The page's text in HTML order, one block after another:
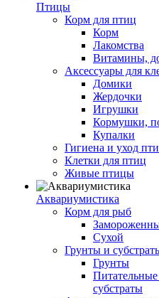
Птицы
Корм для птиц
Корм
Лакомства
Витамины,
Аксессуары для
Домики
Жердочки
Игрушки
Кормушки,
Купалки
Гигиена и уход
Клетки для птиц
Живые птицы
Аквариумистика
Корм для рыб
Сухой
Грунты и
Грунты
субстраты